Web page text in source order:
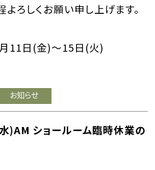
ろしくお願い申し上げます。
11日(金)～15日(火)
お知らせ
)AM ショールーム臨時休業の